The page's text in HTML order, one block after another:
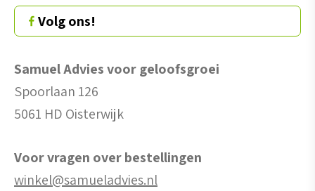
Volg ons!
Samuel Advies voor geloofsgroei
Spoorlaan 126
5061 HD Oisterwijk
Voor vragen over bestellingen
winkel@samueladvies.nl